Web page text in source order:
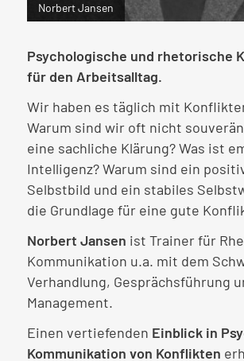
Norbert Jansen
Psychologische und rhetorische
für den Arbeitsalltag.
Wir haben es täglich mit
Warum sind wir oft nicht
eine sachliche Klärung? Was ist
Intelligenz? Warum sind ein
Selbstbild und ein stabiles
die Grundlage für eine gute
Norbert Jansen ist Trainer für
Kommunikation u.a. mit dem
Verhandlung, Gesprächsführung
Management.
Einen vertiefenden Einblick in
Kommunikation von Konflikten